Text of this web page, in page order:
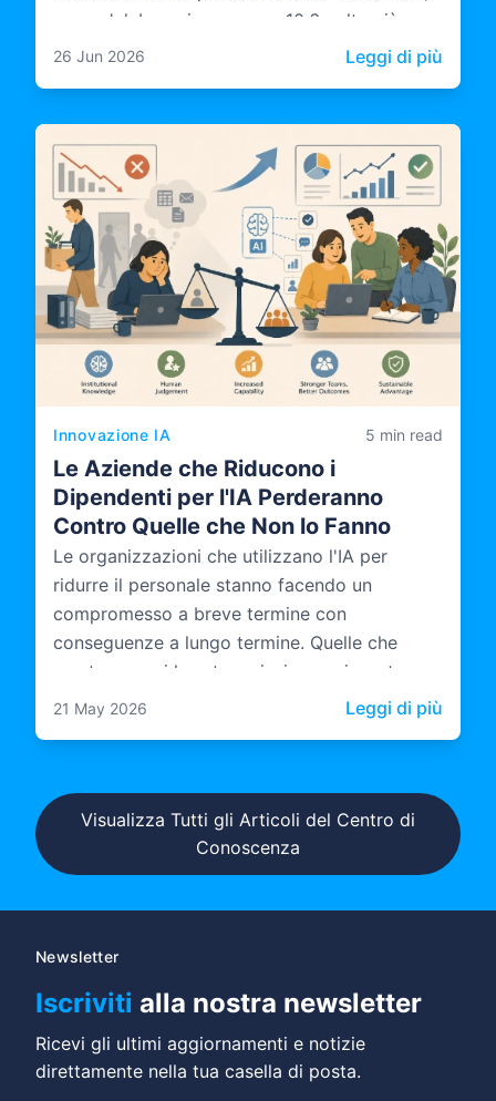
con un'elaborazione server 10,6 volte più
rapida.
26 Jun 2026 Leggi di più
Innovazione IA 5 min read
Le Aziende che Riducono i
Dipendenti per l'IA Perderanno
Contro Quelle che Non lo Fanno
Le organizzazioni che utilizzano l'IA per
ridurre il personale stanno facendo un
compromesso a breve termine con
conseguenze a lungo termine. Quelle che
mantengono i loro team insieme e investono
in come questi team operano con l'IA stanno
21 May 2026 Leggi di più
Visualizza Tutti gli Articoli del Centro di
Conoscenza
Newsletter
Iscriviti alla nostra newsletter
Ricevi gli ultimi aggiornamenti e notizie
direttamente nella tua casella di posta.